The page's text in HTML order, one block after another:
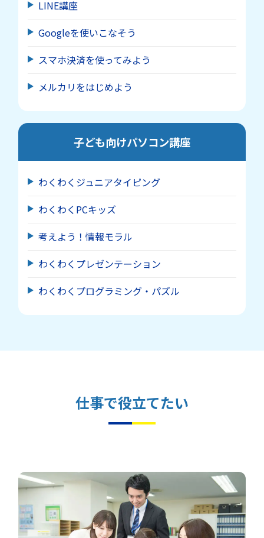
LINE講座
Googleを使いこなそう
スマホ決済を使ってみよう
メルカリをはじめよう
子ども向けパソコン講座
わくわくジュニアタイピング
わくわくPCキッズ
考えよう！情報モラル
わくわくプレゼンテーション
わくわくプログラミング・パズル
仕事で役立てたい